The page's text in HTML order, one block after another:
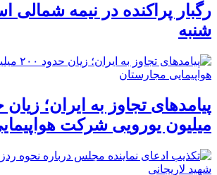
رگبار پراکنده در نیمه شمالی
شنبه
میلیون یورویی شرکت